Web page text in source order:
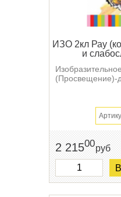
ИЗО 2кл Рау
и
(Просвещение)-
2 21500руб